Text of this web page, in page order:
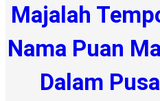
Majalah
Nama Puan
Dalam